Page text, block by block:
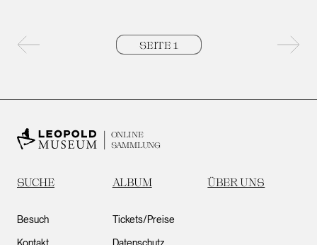
ONLINE
SAMMLUNG
SUCHE ALBUM ÜBER UNS
Besuch Tickets/Preise